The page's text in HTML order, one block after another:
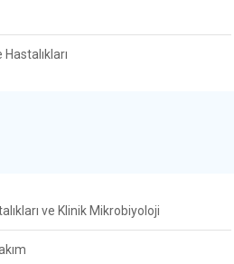
Hastalıkları
ve Klinik Mikrobiyoloji